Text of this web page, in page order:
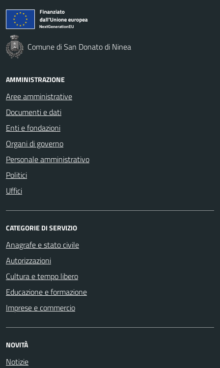
Comune di San Donato di Ninea
AMMINISTRAZIONE
Aree amministrative
Documenti e dati
Enti e fondazioni
Organi di governo
Personale amministrativo
Politici
Uffici
CATEGORIE DI SERVIZIO
Anagrafe e stato civile
Autorizzazioni
Cultura e tempo libero
Educazione e formazione
Imprese e commercio
NOVITÀ
Notizie